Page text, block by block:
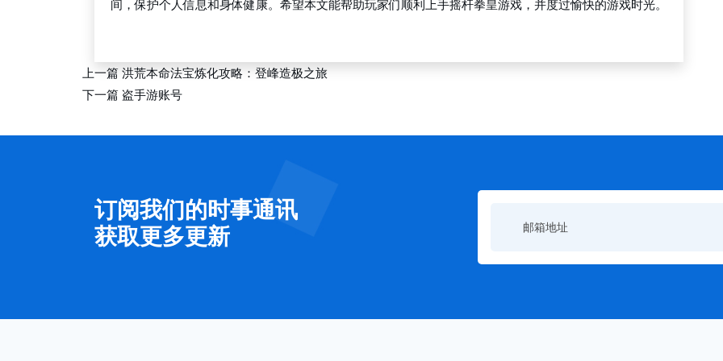
间，保护个人信息和身体健康。希望本文能帮助玩家们顺利上手摇杆拳皇游戏，并度过愉快的游戏时光。
上一篇洪荒本命法宝炼化攻略：登峰造极之旅
下一篇 盗手游账号
订阅我们的时事通讯
获取更多更新